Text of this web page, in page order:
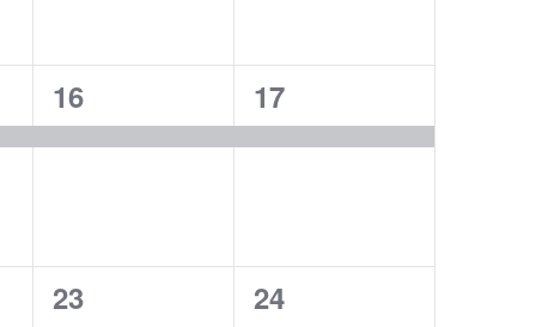
1
udalosť,
16
1
udalosť,
17
0
23
0
24